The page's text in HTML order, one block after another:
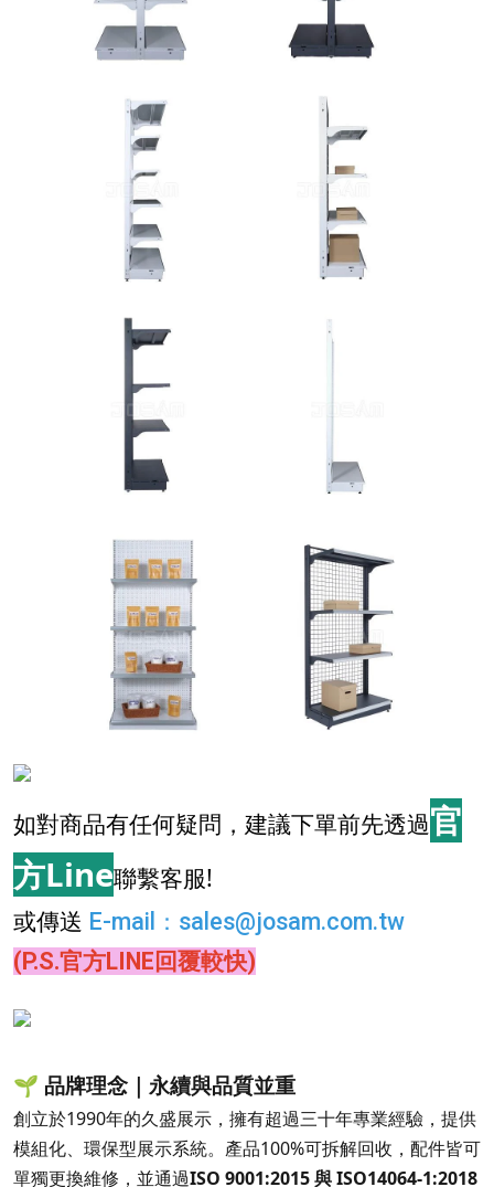
如對商品有任何疑問，建議下單前先透過官
方Line聯繫客服!
或傳送 E-mail ： sales@josam.com.tw
(P.S.官方LINE回覆較快)
🌱 品牌理念｜永續與品質並重
創立於1990年的久盛展示，擁有超過三十年專業經驗，提供
模組化、環保型展示系統。產品100%可拆解回收，配件皆可
單獨更換維修，並通過ISO 9001:2015 與 ISO14064-1:2018